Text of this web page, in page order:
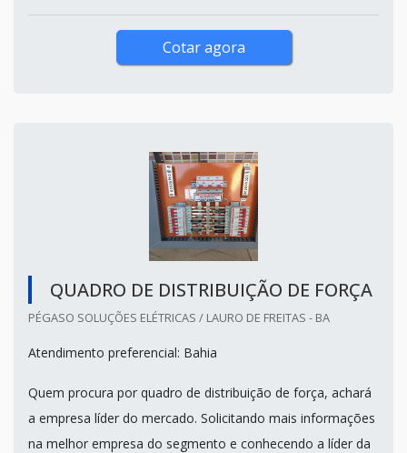
Cotar agora
QUADRO DE DISTRIBUIÇÃO DE FORÇA
PÉGASO SOLUÇÕES ELÉTRICAS / LAURO DE FREITAS - BA
Atendimento preferencial: Bahia
Quem procura por quadro de distribuição de força, achará
a empresa líder do mercado. Solicitando mais informações
na melhor empresa do segmento e conhecendo a líder da